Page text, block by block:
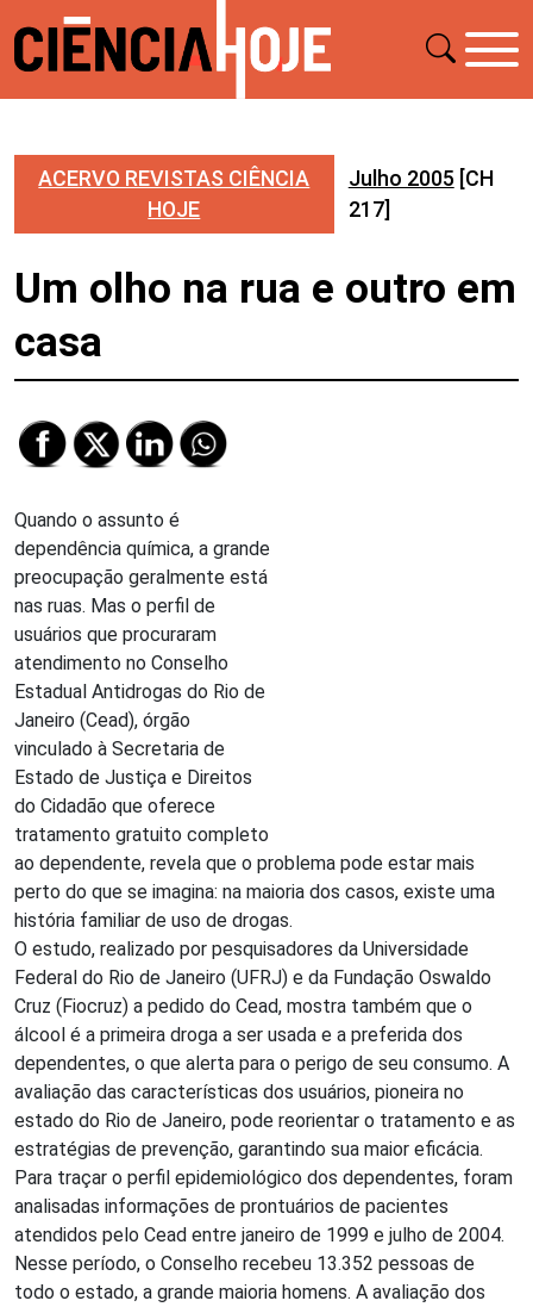
ACERVO REVISTAS CIÊNCIA
HOJE
Julho 2005 [CH
217]
Um olho na rua e outro em
casa
Quando o assunto é
dependência química, a grande
preocupação geralmente está
nas ruas. Mas o perfil de
usuários que procuraram
atendimento no Conselho
Estadual Antidrogas do Rio de
Janeiro (Cead), órgão
vinculado à Secretaria de
Estado de Justiça e Direitos
do Cidadão que oferece
tratamento gratuito completo
ao dependente, revela que o problema pode estar mais
perto do que se imagina: na maioria dos casos, existe uma
história familiar de uso de drogas.
O estudo, realizado por pesquisadores da Universidade
Federal do Rio de Janeiro (UFRJ) e da Fundação Oswaldo
Cruz (Fiocruz) a pedido do Cead, mostra também que o
álcool é a primeira droga a ser usada e a preferida dos
dependentes, o que alerta para o perigo de seu consumo. A
avaliação das características dos usuários, pioneira no
estado do Rio de Janeiro, pode reorientar o tratamento e as
estratégias de prevenção, garantindo sua maior eficácia.
Para traçar o perfil epidemiológico dos dependentes, foram
analisadas informações de prontuários de pacientes
atendidos pelo Cead entre janeiro de 1999 e julho de 2004.
Nesse período, o Conselho recebeu 13.352 pessoas de
todo o estado, a grande maioria homens. A avaliação dos